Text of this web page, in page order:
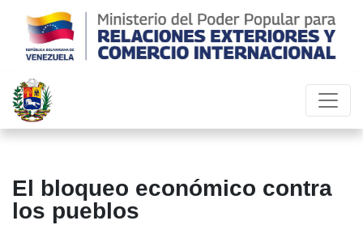
El bloqueo económico contra
los pueblos